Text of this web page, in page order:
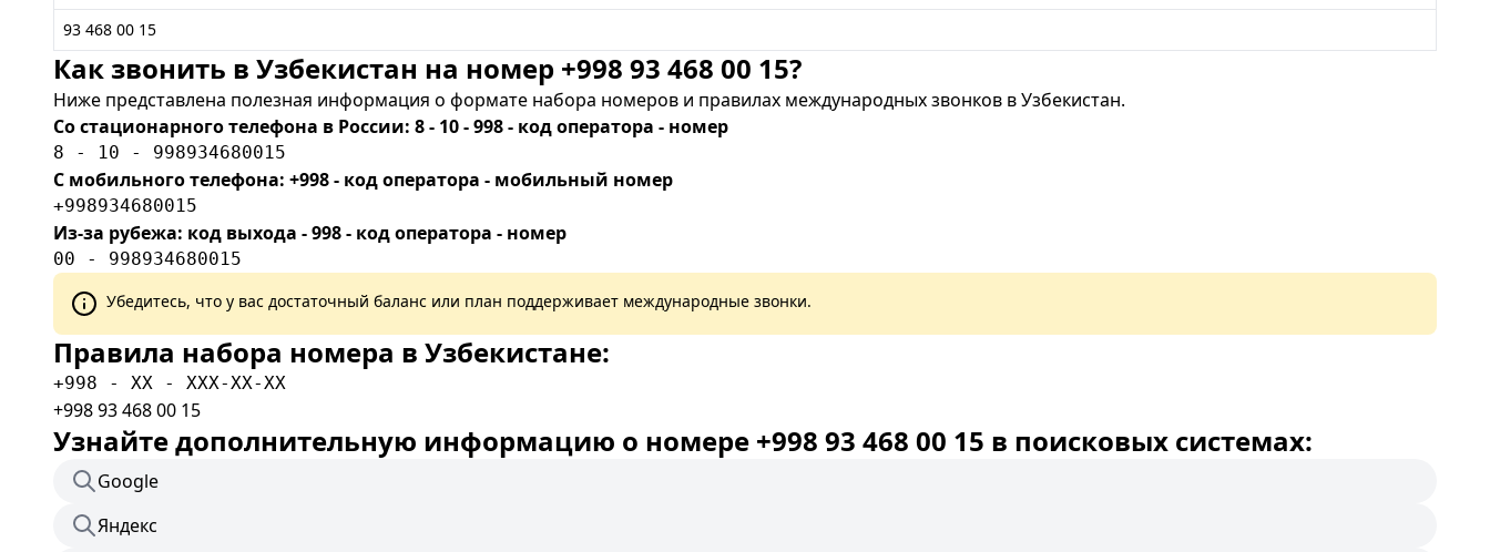
93 468 00 15
Как звонить в Узбекистан на номер +998 93 468 00 15?
Ниже представлена полезная информация о формате набора номеров и правилах международных звонков в Узбекистан.
Со стационарного телефона в России: 8 - 10 - 998 - код оператора - номер
8 - 10 - 998934680015
С мобильного телефона: +998 - код оператора - мобильный номер
+998934680015
Из-за рубежа: код выхода - 998 - код оператора - номер
00 - 998934680015
Убедитесь, что у вас достаточный баланс или план поддерживает международные звонки.
Правила набора номера в Узбекистане:
+998 - XX - XXX-XX-XX
+998 93 468 00 15
Узнайте дополнительную информацию о номере +998 93 468 00 15 в поисковых системах:
Google
Яндекс